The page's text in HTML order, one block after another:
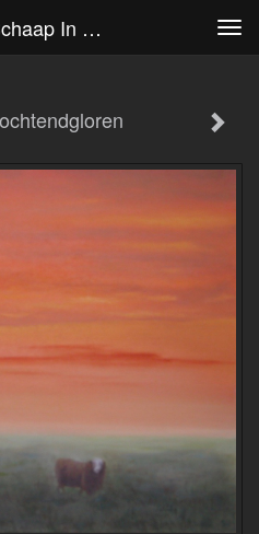
Anneke Van Egmond - Schaap In Ochtendgloren